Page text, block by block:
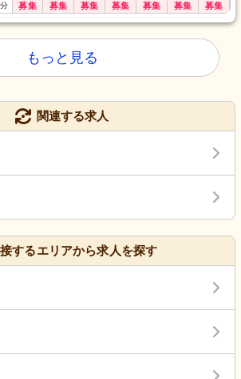
分 募集 募集 募集 募集 募集 募集 募集
もっと見る
関連する求人
するエリアから求人を探す